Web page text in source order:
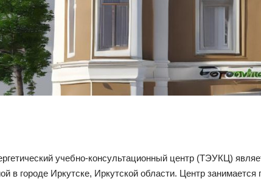
учебно-консультационный центр (ТЭУКЦ)
в городе Иркутске, Иркутской области. Центр